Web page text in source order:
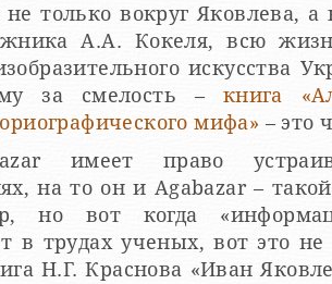
только вокруг Яковлева,
А.А. Кокеля, всю
искусства
за смелость – книга
мифа» – это
имеет право
на то он и Agabazar –
но вот когда
в трудах ученых, вот это
Н.Г. Краснова «Иван